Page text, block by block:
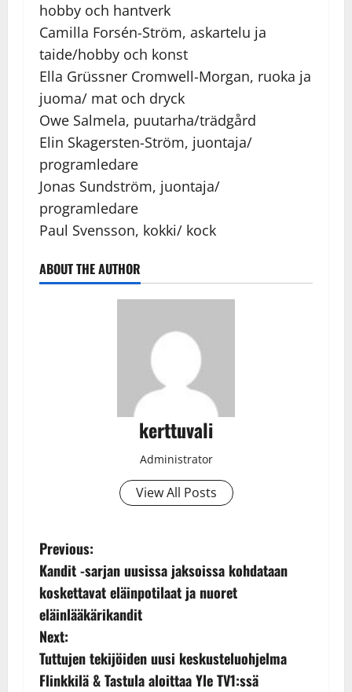
hobby och hantverk
Camilla Forsén-Ström, askartelu ja
taide/hobby och konst
Ella Grüssner Cromwell-Morgan, ruoka ja
juoma/ mat och dryck
Owe Salmela, puutarha/trädgård
Elin Skagersten-Ström, juontaja/
programledare
Jonas Sundström, juontaja/
programledare
Paul Svensson, kokki/ kock
ABOUT THE AUTHOR
kerttuvali
Administrator
View All Posts
P
o
s
t
n
Previous:
Kandit -sarjan uusissa jaksoissa kohdataan
koskettavat eläinpotilaat ja nuoret
eläinlääkärikandit
Next:
Tuttujen tekijöiden uusi keskusteluohjelma
Flinkkilä & Tastula aloittaa Yle TV1:ssä